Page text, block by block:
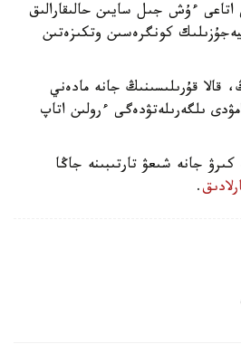
اتاعى ءۇش جىل سايىن حالىقارالىق
كونگرەسىن وتكىزەتىن
قالا قۇرىلىسىنىڭ جانە مادەني
ىلگەرىلەتۋدەگى ءرولىن اتاپ
جانە شىعۋ تارتىبىنە جاڭا
.